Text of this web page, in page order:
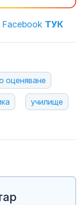
Facebook ТУК
оценяване
училище